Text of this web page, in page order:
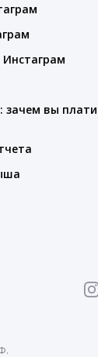
Инстаграм
зачем вы